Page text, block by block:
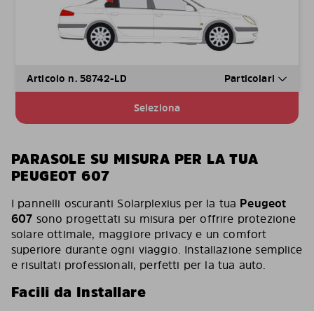
Articolo n. 58742-LD Particolari
Seleziona
PARASOLE SU MISURA PER LA TUA
PEUGEOT 607
I pannelli oscuranti Solarplexius per la tua Peugeot
607 sono progettati su misura per offrire protezione
solare ottimale, maggiore privacy e un comfort
superiore durante ogni viaggio. Installazione semplice
e risultati professionali, perfetti per la tua auto.
Facili da Installare